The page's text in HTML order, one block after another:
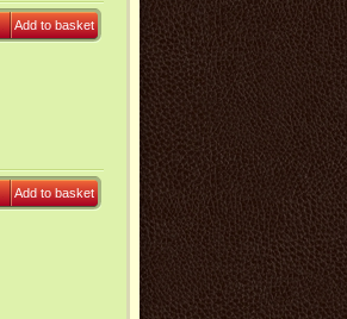
Add to basket
Add to basket